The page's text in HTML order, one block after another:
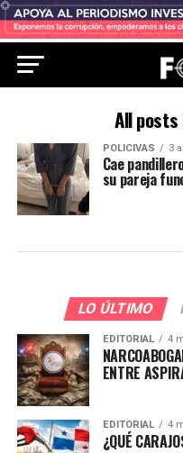
All
POLICIVAS 3
Cae
su pareja
LO ÚLTIMO
EDITORIAL 4
ENTRE
EDITORIAL 4
¿QUÉ